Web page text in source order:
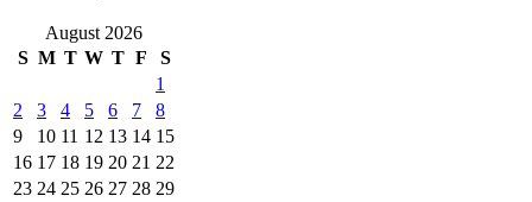
August 2026
S M T W T F
S
1
2
3 4 5 6 7
8
9
10 11 12 13 14 15
16 17 18 19 20 21 22
23 24 25 26 27 28 29